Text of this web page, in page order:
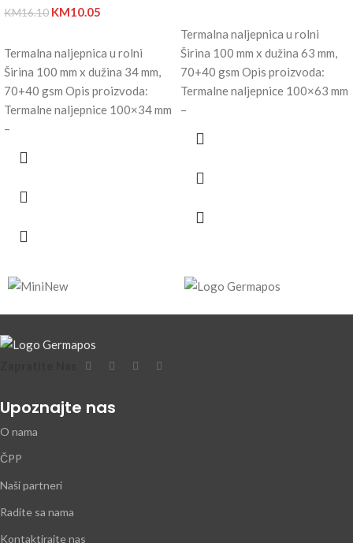
KM16.10 KM10.05
Termalna naljepnica u rolni
Širina 100 mm x dužina 34 mm,
70+40 gsm Opis proizvoda:
Termalne naljepnice 100×34 mm
–
Termalna naljepnica u rolni
Širina 100 mm x dužina 63 mm,
70+40 gsm Opis proizvoda:
Termalne naljepnice 100×63 mm
–
Upoznajte nas
O nama
ČPP
Naši partneri
Radite sa nama
Kontaktirajte nas